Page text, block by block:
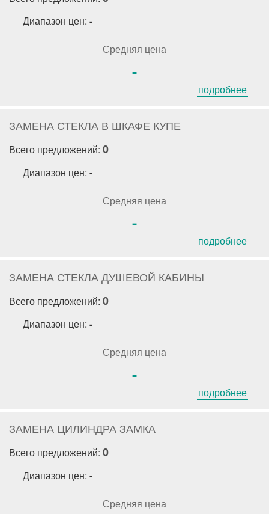
Диапазон цен: -
Средняя цена
-
подробнее
ЗАМЕНА СТЕКЛА В ШКАФЕ КУПЕ
Всего предложений: 0
Диапазон цен: -
Средняя цена
-
подробнее
ЗАМЕНА СТЕКЛА ДУШЕВОЙ КАБИНЫ
Всего предложений: 0
Диапазон цен: -
Средняя цена
-
подробнее
ЗАМЕНА ЦИЛИНДРА ЗАМКА
Всего предложений: 0
Диапазон цен: -
Средняя цена